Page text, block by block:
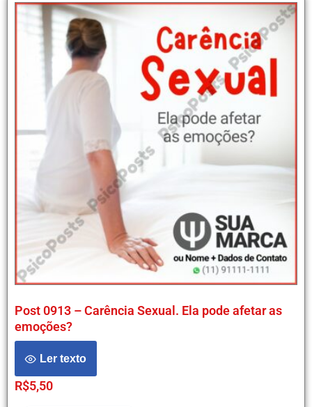
Post 0913 – Carência Sexual. Ela pode afetar as
emoções?
Ler texto
R$5,50